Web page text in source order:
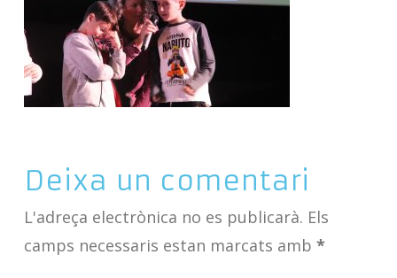
Deixa un comentari
L'adreça electrònica no es publicarà. Els
camps necessaris estan marcats amb *